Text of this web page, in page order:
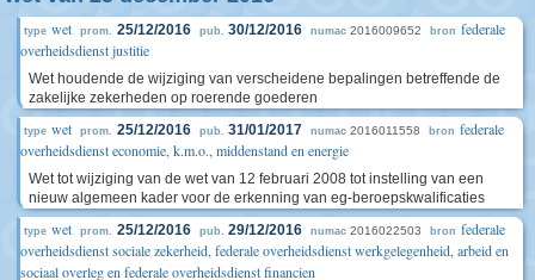
type wet prom. 25/12/2016 pub. 30/12/2016 numac 2016009652 bron federale
overheidsdienst justitie
Wet houdende de wijziging van verscheidene bepalingen betreffende de
zakelijke zekerheden op roerende goederen
type wet prom. 25/12/2016 pub. 31/01/2017 numac 2016011558 bron federale
overheidsdienst economie, k.m.o., middenstand en energie
Wet tot wijziging van de wet van 12 februari 2008 tot instelling van een
nieuw algemeen kader voor de erkenning van eg-beroepskwalificaties
type wet prom. 25/12/2016 pub. 29/12/2016 numac 2016022503 bron federale
overheidsdienst sociale zekerheid, federale overheidsdienst werkgelegenheid, arbeid en
sociaal overleg en federale overheidsdienst financien